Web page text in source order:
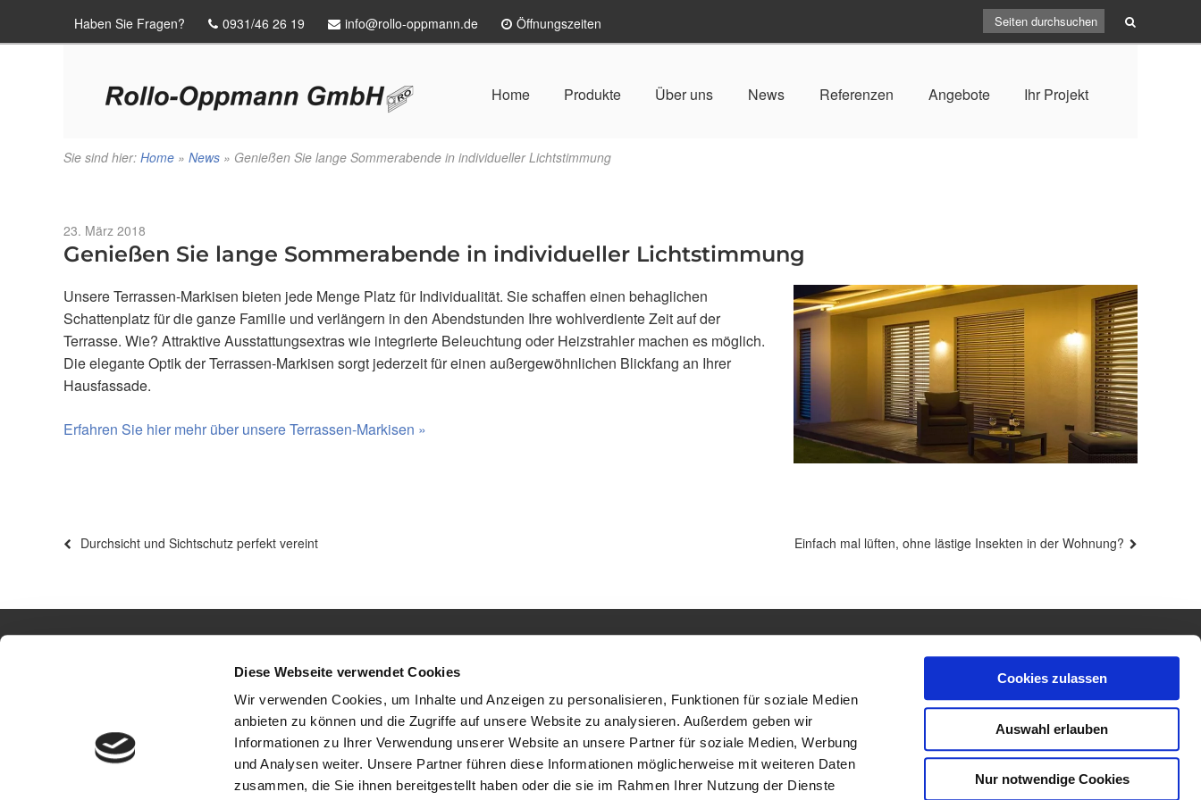
Diese Webseite verwendet Cookies
Wir verwenden Cookies, um Inhalte und Anzeigen zu personalisieren, Funktionen für soziale Medien
anbieten zu können und die Zugriffe auf unsere Website zu analysieren. Außerdem geben wir
Informationen zu Ihrer Verwendung unserer Website an unsere Partner für soziale Medien, Werbung
und Analysen weiter. Unsere Partner führen diese Informationen möglicherweise mit weiteren Daten
zusammen, die Sie ihnen bereitgestellt haben oder die sie im Rahmen Ihrer Nutzung der Dienste
Cookies zulassen
Auswahl erlauben
Nur notwendige Cookies
Haben Sie Fragen? 0931/46 26 19 info@rollo-oppmann.de Öffnungszeiten
Home Produkte Über uns News Referenzen Angebote Ihr Projekt
Sie sind hier: Home » News » Genießen Sie lange Sommerabende in individueller Lichtstimmung
Veröffentlicht
am
23. März 2018
Genießen Sie lange Sommerabende in individueller Lichtstimmung
Unsere Terrassen-Markisen bieten jede Menge Platz für Individualität. Sie schaffen einen behaglichen
Schattenplatz für die ganze Familie und verlängern in den Abendstunden Ihre wohlverdiente Zeit auf der
Terrasse. Wie? Attraktive Ausstattungsextras wie integrierte Beleuchtung oder Heizstrahler machen es möglich.
Die elegante Optik der Terrassen-Markisen sorgt jederzeit für einen außergewöhnlichen Blickfang an Ihrer
Hausfassade.
Erfahren Sie hier mehr über unsere Terrassen-Markisen »
Beitragsnavigation
Vorheriger
Durchsicht und Sichtschutz perfekt vereint
Nächster
Einfach mal lüften, ohne lästige Insekten in der Wohnung?
Rollo Oppmann GmbH